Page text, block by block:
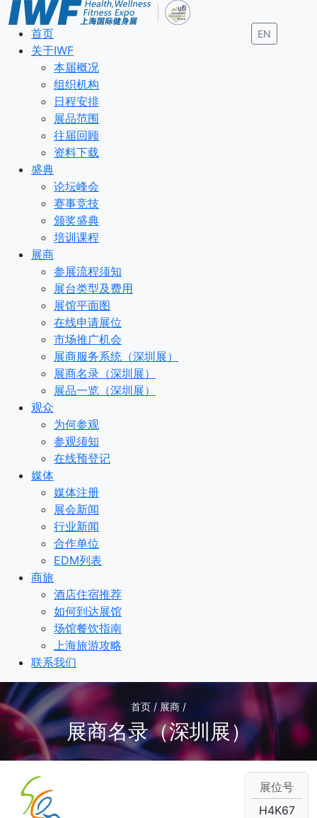
EN
首页
关于IWF
本届概况
组织机构
日程安排
展品范围
往届回顾
资料下载
盛典
论坛峰会
赛事竞技
颁奖盛典
培训课程
展商
参展流程须知
展台类型及费用
展馆平面图
在线申请展位
市场推广机会
展商服务系统（深圳展）
展商名录（深圳展）
展品一览（深圳展）
观众
为何参观
参观须知
在线预登记
媒体
媒体注册
展会新闻
行业新闻
合作单位
EDM列表
商旅
酒店住宿推荐
如何到达展馆
场馆餐饮指南
上海旅游攻略
联系我们
首页 / 展商 /
展商名录（深圳展）
展位号
H4K67